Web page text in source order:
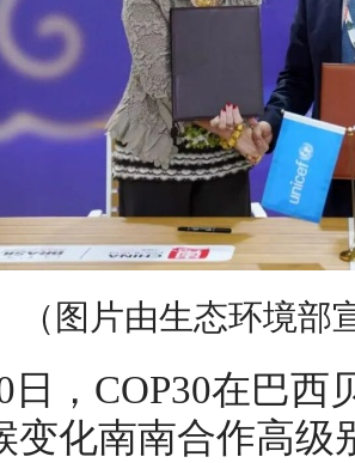
（图片由生态环境
日，COP30在巴
变化南南合作高级